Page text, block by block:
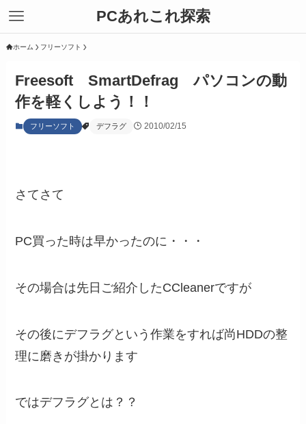
PCあれこれ探索
ホーム フリーソフト
Freesoft SmartDefrag パソコンの動
作を軽くしよう！！
フリーソフト デフラグ 2010/02/15
さてさて
PC買った時は早かったのに・・・
その場合は先日ご紹介したCCleanerですが
その後にデフラグという作業をすれば尚HDDの整
理に磨きが掛かります
ではデフラグとは？？